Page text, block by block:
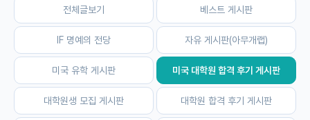
국내대학원 정보
연구실&오픈랩
커뮤니티
커뮤니티 홈
전체글보기 베스트 게시판
IF 명예의 전당 자유 게시판(아무개랩)
미국 유학 게시판 미국 대학원 합격 후기 게시판
대학원생 모집 게시판 대학원 합격 후기 게시판